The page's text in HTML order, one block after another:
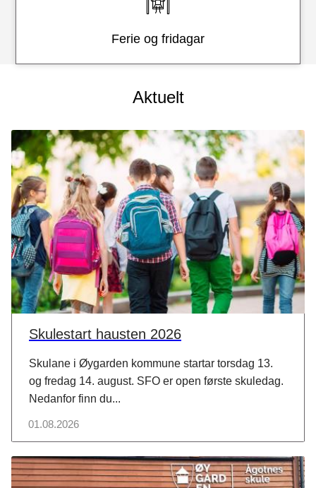
Ferie og fridagar
Aktuelt
01.08.2026
Skulestart hausten 2026
Skulane i Øygarden kommune startar torsdag 13.
og fredag 14. august. SFO er open første skuledag.
Nedanfor finn du...